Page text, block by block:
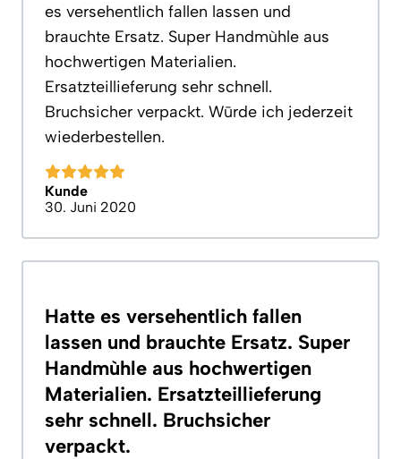
es versehentlich fallen lassen und
brauchte Ersatz. Super Handmùhle aus
hochwertigen Materialien.
Ersatzteillieferung sehr schnell.
Bruchsicher verpackt. Wūrde ich jederzeit
wiederbestellen.
Kunde
30. Juni 2020
Hatte es versehentlich fallen
lassen und brauchte Ersatz. Super
Handmùhle aus hochwertigen
Materialien. Ersatzteillieferung
sehr schnell. Bruchsicher
verpackt.